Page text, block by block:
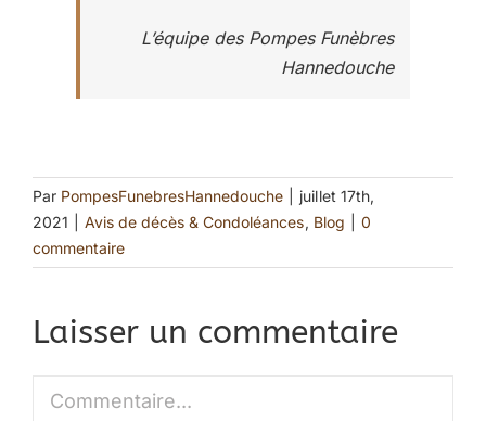
L’équipe des Pompes Funèbres
Hannedouche
Par PompesFunebresHannedouche
juillet 17th,
2021
Avis de décès & Condoléances, Blog
0
commentaire
Laisser un commentaire